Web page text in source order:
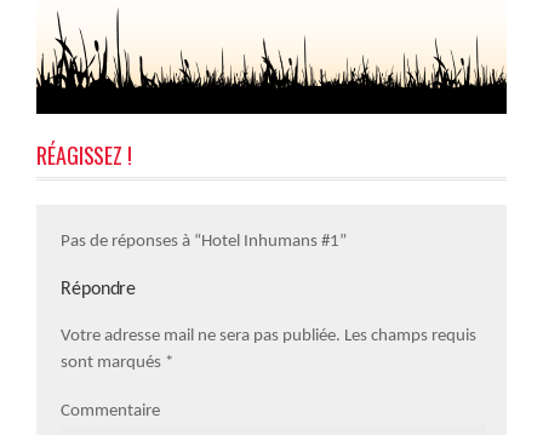
RÉAGISSEZ !
Pas de réponses à “Hotel Inhumans #1”
Répondre
Votre adresse mail ne sera pas publiée. Les champs requis
sont marqués *
Commentaire